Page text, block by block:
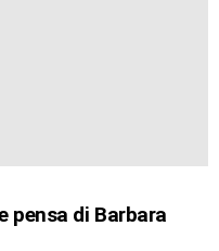
pensa di Barbara